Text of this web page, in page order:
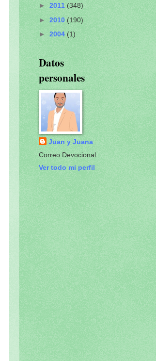
► 2011 (348)
► 2010 (190)
► 2004 (1)
Datos
personales
Juan y Juana
Correo Devocional
Ver todo mi perfil